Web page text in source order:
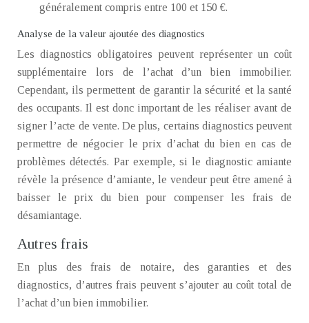
généralement compris entre 100 et 150 €.
Analyse de la valeur ajoutée des diagnostics
Les diagnostics obligatoires peuvent représenter un coût
supplémentaire lors de l’achat d’un bien immobilier.
Cependant, ils permettent de garantir la sécurité et la santé
des occupants. Il est donc important de les réaliser avant de
signer l’acte de vente. De plus, certains diagnostics peuvent
permettre de négocier le prix d’achat du bien en cas de
problèmes détectés. Par exemple, si le diagnostic amiante
révèle la présence d’amiante, le vendeur peut être amené à
baisser le prix du bien pour compenser les frais de
désamiantage.
Autres frais
En plus des frais de notaire, des garanties et des
diagnostics, d’autres frais peuvent s’ajouter au coût total de
l’achat d’un bien immobilier.